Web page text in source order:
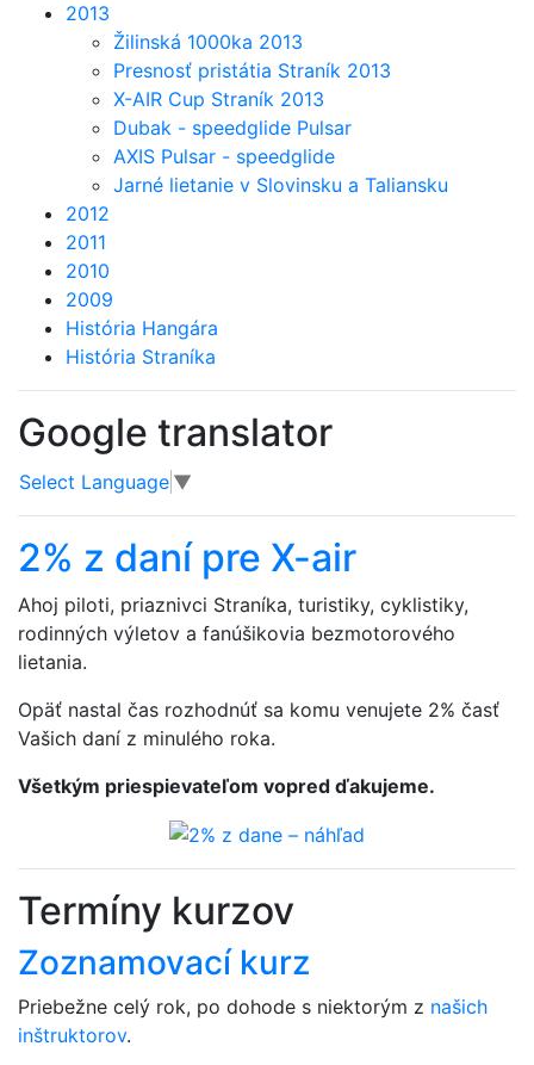
2013
Žilinská 1000ka 2013
Presnosť pristátia Straník 2013
X-AIR Cup Straník 2013
Dubak - speedglide Pulsar
AXIS Pulsar - speedglide
Jarné lietanie v Slovinsku a Taliansku
2012
2011
2010
2009
História Hangára
História Straníka
Google translator
Select Language ▼
2% z daní pre X-air
Ahoj piloti, priaznivci Straníka, turistiky, cyklistiky,
rodinných výletov a fanúšikovia bezmotorového
lietania.
Opäť nastal čas rozhodnúť sa komu venujete 2% časť
Vašich daní z minulého roka.
Všetkým priespievateľom vopred ďakujeme.
Termíny kurzov
Zoznamovací kurz
Priebežne celý rok, po dohode s niektorým z našich
inštruktorov.